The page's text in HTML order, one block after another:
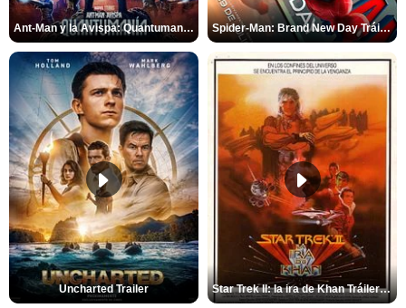
Ant-Man y la Avispa: Quantumanía Tráiler (2) Spider-Man: Brand New Day Tráiler (3)
Uncharted Trailer Star Trek II: la ira de Khan Tráiler VO